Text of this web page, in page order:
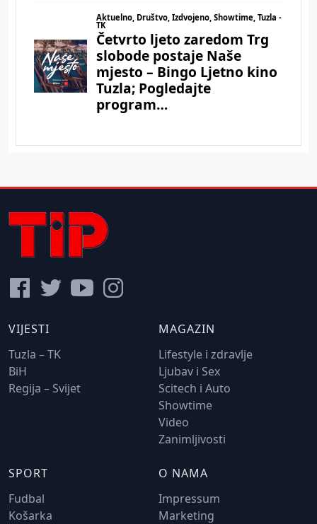
VIJESTI
Tuzla – TK
BiH
Regija – Svijet
MAGAZIN
Lifestyle i zdravlje
Ljubav i Sex
Scitech i Auto
Showtime
Video
Zanimljivosti
SPORT
Fudbal
Košarka
O NAMA
Impressum
Marketing